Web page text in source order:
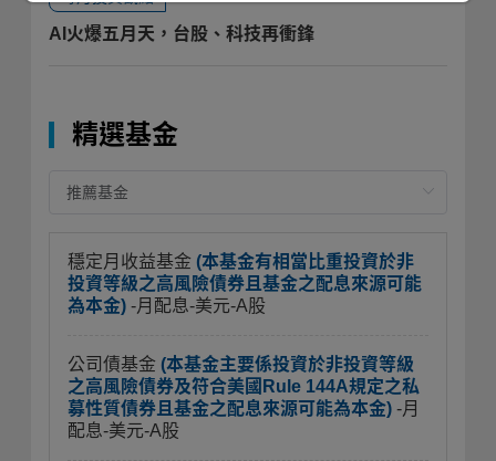
AI火爆五月天，台股、科技再衝鋒
精選基金
穩定月收益基金 (本基金有相當比重投資於非
投資等級之高風險債券且基金之配息來源可能
為本金) -月配息-美元-A股
公司債基金 (本基金主要係投資於非投資等級
之高風險債券及符合美國Rule 144A規定之私
募性質債券且基金之配息來源可能為本金) -月
配息-美元-A股